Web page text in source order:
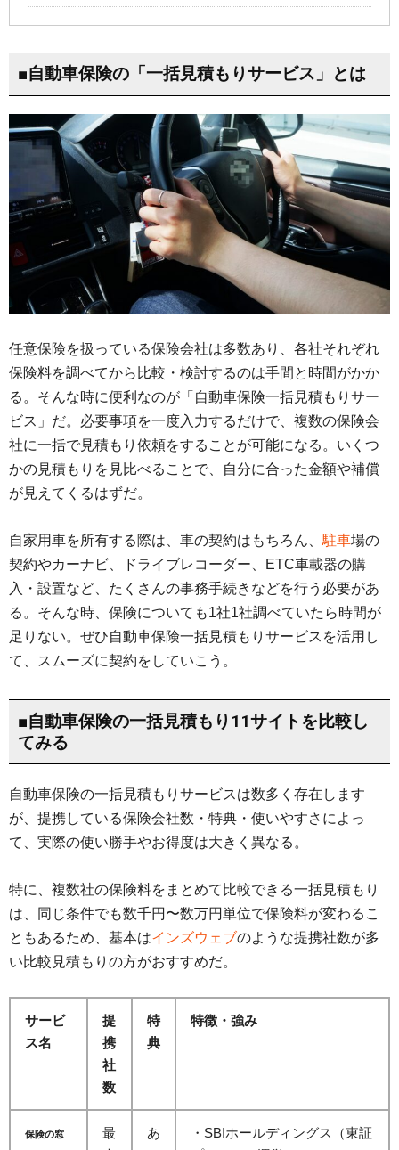
■自動車保険の「一括見積もりサービス」とは
任意保険を扱っている保険会社は多数あり、各社それぞれ
保険料を調べてから比較・検討するのは手間と時間がかか
る。そんな時に便利なのが「自動車保険一括見積もりサー
ビス」だ。必要事項を一度入力するだけで、複数の保険会
社に一括で見積もり依頼をすることが可能になる。いくつ
かの見積もりを見比べることで、自分に合った金額や補償
が見えてくるはずだ。
自家用車を所有する際は、車の契約はもちろん、 駐車場の
契約やカーナビ、ドライブレコーダー、ETC車載器の購
入・設置など、たくさんの事務手続きなどを行う必要があ
る。そんな時、保険についても1社1社調べていたら時間が
足りない。ぜひ自動車保険一括見積もりサービスを活用し
て、スムーズに契約をしていこう。
■自動車保険の一括見積もり11サイトを比較し
てみる
自動車保険の一括見積もりサービスは数多く存在します
が、提携している保険会社数・特典・使いやすさによっ
て、実際の使い勝手やお得度は大きく異なる。
特に、複数社の保険料をまとめて比較できる一括見積もり
は、同じ条件でも数千円〜数万円単位で保険料が変わるこ
ともあるため、基本はインズウェブのような提携社数が多
い比較見積もりの方がおすすめだ。
サービ
ス名
提
携
社
数
特
典
特徴・強み
保険の窓
最
あ
・SBIホールディングス（東証